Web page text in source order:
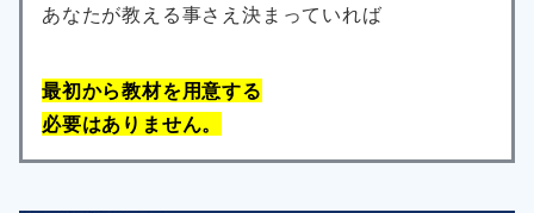
あなたが教える事さえ決まっていれば
最初から教材を用意する
必要はありません。